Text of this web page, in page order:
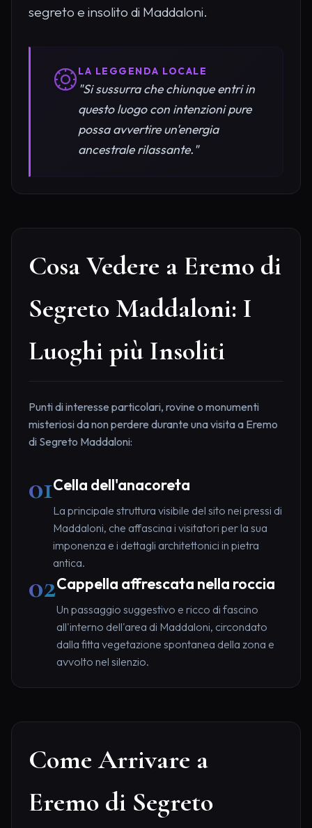
segreto e insolito di Maddaloni.
LA LEGGENDA LOCALE
"Si sussurra che chiunque entri in
questo luogo con intenzioni pure
possa avvertire un'energia
ancestrale rilassante."
Cosa Vedere a Eremo di
Segreto Maddaloni: I
Luoghi più Insoliti
Punti di interesse particolari, rovine o monumenti
misteriosi da non perdere durante una visita a Eremo
di Segreto Maddaloni:
01Cella dell'anacoreta
La principale struttura visibile del sito nei pressi di
Maddaloni, che affascina i visitatori per la sua
imponenza e i dettagli architettonici in pietra
antica.
02Cappella affrescata nella roccia
Un passaggio suggestivo e ricco di fascino
all'interno dell'area di Maddaloni, circondato
dalla fitta vegetazione spontanea della zona e
avvolto nel silenzio.
Come Arrivare a
Eremo di Segreto